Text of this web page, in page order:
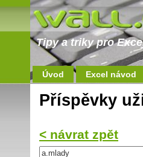
Tipy a triky pro
Úvod Excel návod
Příspěvky
< návrat zpět